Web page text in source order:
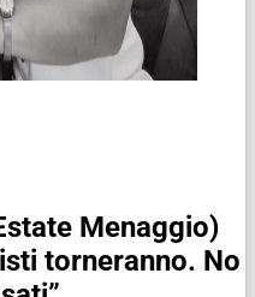
Menaggio)
torneranno. No